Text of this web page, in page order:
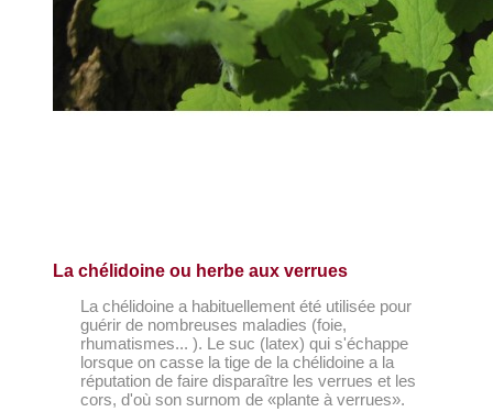
La chélidoine ou herbe aux verrues
La chélidoine a habituellement été utilisée pour
guérir de nombreuses maladies (foie,
rhumatismes... ). Le suc (latex) qui s'échappe
lorsque on casse la tige de la chélidoine a la
réputation de faire disparaître les verrues et les
cors, d'où son surnom de «plante à verrues».